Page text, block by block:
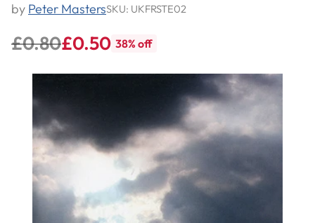
by Peter MastersSKU: UKFRSTE02
Regular
£0.80£0.50 38% off